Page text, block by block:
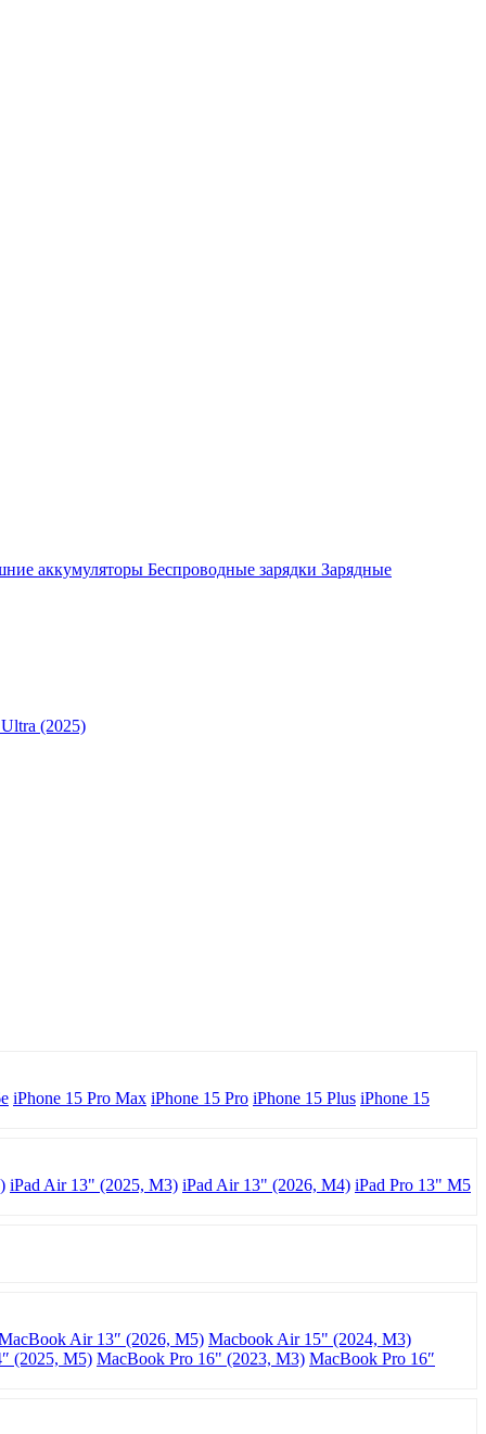
аккумуляторы Беспроводные зарядки Зарядные
(2025)
iPhone 15 Pro Max iPhone 15 Pro iPhone 15 Plus iPhone 15
iPad Air 13" (2025, M3) iPad Air 13" (2026, M4) iPad Pro 13" M5
Air 13″ (2026, M5) Macbook Air 15" (2024, M3)
(2025, M5) MacBook Pro 16" (2023, M3) MacBook Pro 16″